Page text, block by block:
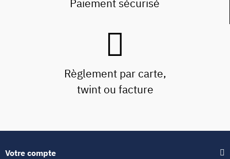
Paiement sécurisé
Règlement par carte,
twint ou facture
Votre compte